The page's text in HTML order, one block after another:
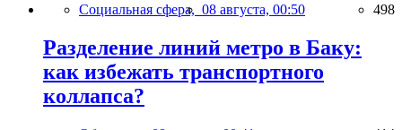
Социальная сфера, 08 августа, 00:50 498
Разделение линий метро в Баку:
как избежать транспортного
коллапса?